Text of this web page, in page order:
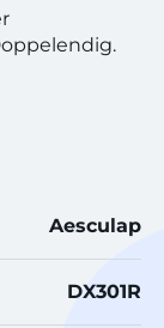
Aesculap
DX301R